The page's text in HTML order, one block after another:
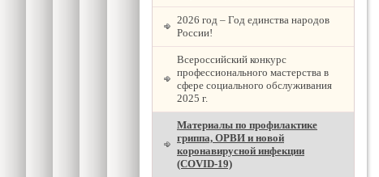
2026 год – Год единства народов
России!
Всероссийский конкурс
профессионального мастерства в
сфере социального обслуживания
2025 г.
Материалы по профилактике
гриппа, ОРВИ и новой
коронавирусной инфекции
(COVID-19)